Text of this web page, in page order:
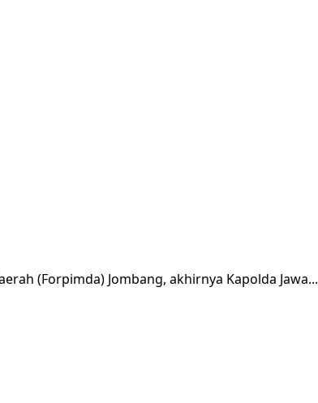
(Forpimda) Jombang, akhirnya Kapolda Jawa...